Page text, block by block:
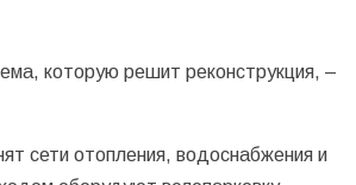
которую решит реконструкция, –
сети отопления, водоснабжения и